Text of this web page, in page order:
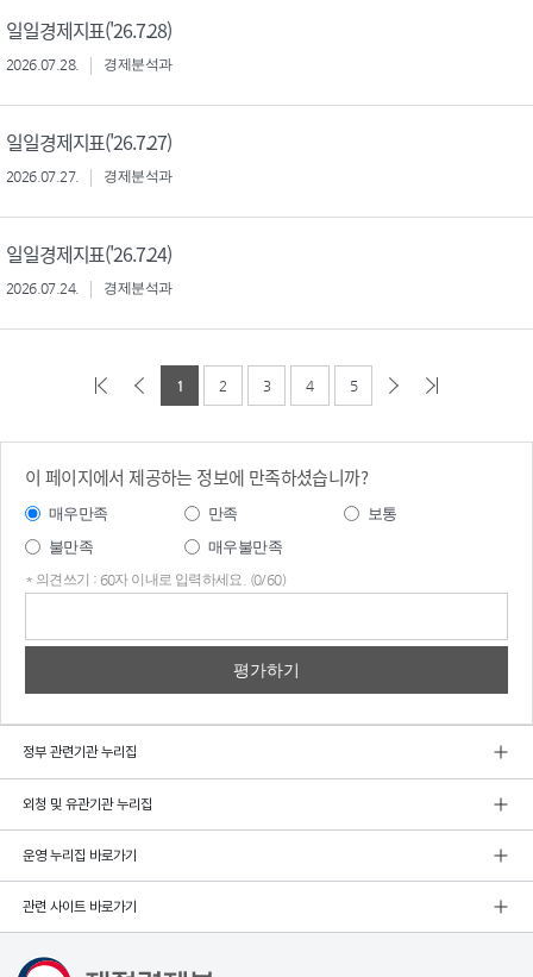
일일경제지표('26.7.28)
2026.07.28. 경제분석과
일일경제지표('26.7.27)
2026.07.27. 경제분석과
일일경제지표('26.7.24)
2026.07.24. 경제분석과
1 2 3 4 5
이 페이지에서 제공하는 정보에 만족하셨습니까?
매우만족 만족
보통
불만족
매우불만족
* 의견쓰기 : 60자 이내로 입력하세요. (0/60)
정부 관련기관 누리집
외청 및 유관기관 누리집
운영 누리집 바로가기
관련 사이트 바로가기